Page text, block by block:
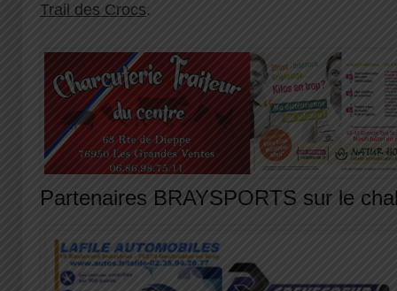
Trail des Crocs.
Partenaires BRAYSPORTS sur le